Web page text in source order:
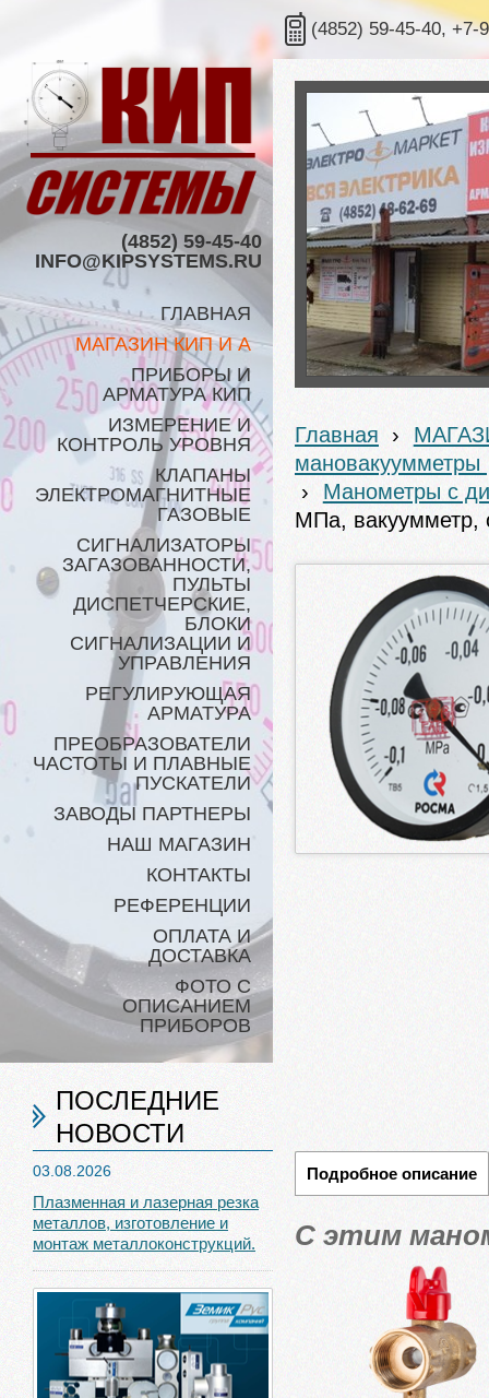
(4852) 59-45-40, +7-
(4852) 59-45-40
INFO@KIPSYSTEMS.RU
ГЛАВНАЯ
МАГАЗИН КИП И А
ПРИБОРЫ И
АРМАТУРА КИП
ИЗМЕРЕНИЕ И
КОНТРОЛЬ УРОВНЯ
КЛАПАНЫ
ЭЛЕКТРОМАГНИТНЫЕ
ГАЗОВЫЕ
СИГНАЛИЗАТОРЫ
ЗАГАЗОВАННОСТИ,
ПУЛЬТЫ
ДИСПЕТЧЕРСКИЕ,
БЛОКИ
СИГНАЛИЗАЦИИ И
УПРАВЛЕНИЯ
РЕГУЛИРУЮЩАЯ
АРМАТУРА
ПРЕОБРАЗОВАТЕЛИ
ЧАСТОТЫ И ПЛАВНЫЕ
ПУСКАТЕЛИ
ЗАВОДЫ ПАРТНЕРЫ
НАШ МАГАЗИН
КОНТАКТЫ
РЕФЕРЕНЦИИ
ОПЛАТА И
ДОСТАВКА
ФОТО С
ОПИСАНИЕМ
ПРИБОРОВ
ПОСЛЕДНИЕ
НОВОСТИ
03.08.2026
Плазменная и лазерная резка
металлов, изготовление и
монтаж металлоконструкций.
Главная ›
мановакуумметры
›
Манометры с
МПа, вакуумметр,
Подробное описание
С этим